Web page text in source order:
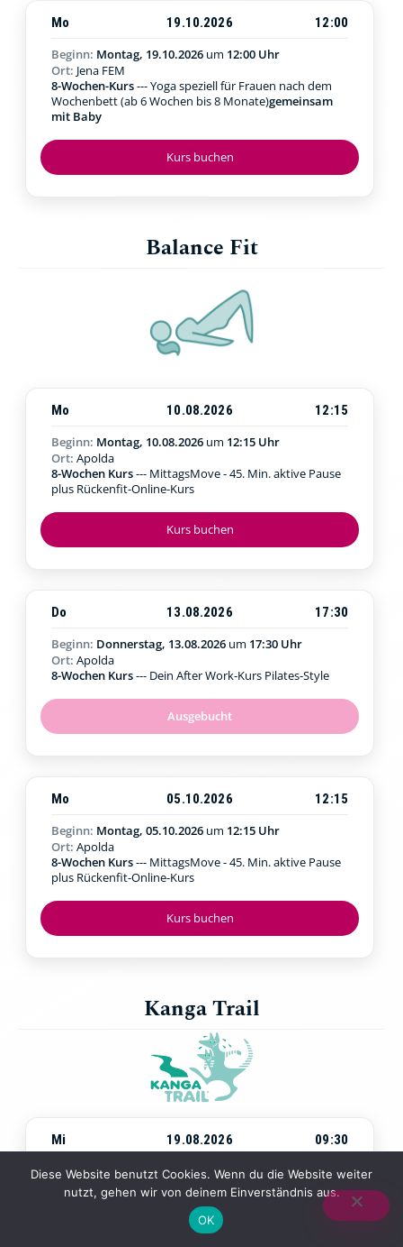
Kurs buchen
Mo 19.10.2026
12:00
Beginn: Montag, 19.10.2026 um 12:00 Uhr
Ort: Jena FEM
8-Wochen-Kurs--- Yoga speziell für Frauen nach dem
Wochenbett (ab 6 Wochen bis 8 Monate)gemeinsam
mit Baby
Balance Fit
Kurs buchen
Mo 10.08.2026
12:15
Beginn: Montag, 10.08.2026 um 12:15 Uhr
Ort: Apolda
8-Wochen Kurs--- MittagsMove - 45. Min. aktive Pause
plus Rückenfit-Online-Kurs
Ausgebucht
Do 13.08.2026
17:30
Beginn: Donnerstag, 13.08.2026 um 17:30 Uhr
Ort: Apolda
8-Wochen Kurs--- Dein After Work-Kurs Pilates-Style
Kurs buchen
Mo 05.10.2026
12:15
Beginn: Montag, 05.10.2026 um 12:15 Uhr
Ort: Apolda
8-Wochen Kurs--- MittagsMove - 45. Min. aktive Pause
plus Rückenfit-Online-Kurs
Kanga Trail
Mi 19.08.2026
09:30
Beginn:Mittwoch, 19.08.2026um09:30 Uhr
Ort:Jena Paradies
4-Wochen-Kurs
--- Walking & Kraftübungen in der Natur
Diese Website benutzt Cookies. Wenn du die Website weiter
nutzt, gehen wir von deinem Einverständnis aus.
OK